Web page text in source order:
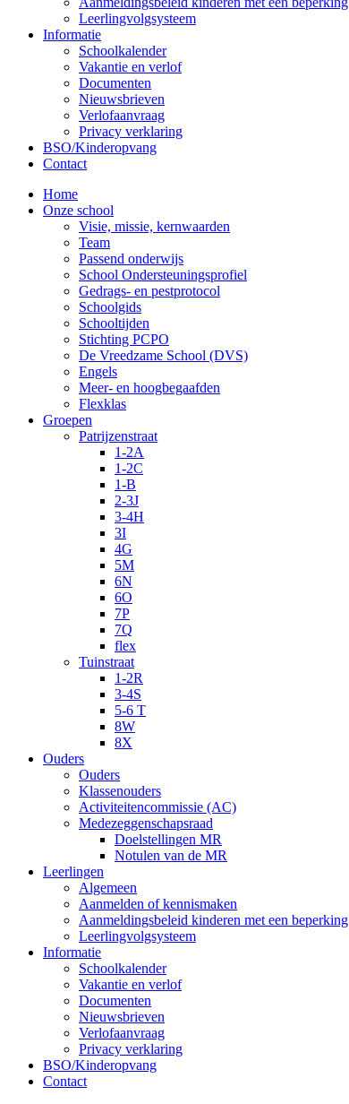
Leerlingvolgsysteem
Informatie
Schoolkalender
Vakantie en verlof
Documenten
Nieuwsbrieven
Verlofaanvraag
Privacy verklaring
BSO/Kinderopvang
Contact
Home
Onze school
Visie, missie, kernwaarden
Team
Passend onderwijs
School Ondersteuningsprofiel
Gedrags- en pestprotocol
Schoolgids
Schooltijden
Stichting PCPO
De Vreedzame School (DVS)
Engels
Meer- en hoogbegaafden
Flexklas
Groepen
Patrijzenstraat
1-2A
1-2C
1-B
2-3J
3-4H
3I
4G
5M
6N
6O
7P
7Q
flex
Tuinstraat
1-2R
3-4S
5-6 T
8W
8X
Ouders
Ouders
Klassenouders
Activiteitencommissie (AC)
Medezeggenschapsraad
Doelstellingen MR
Notulen van de MR
Leerlingen
Algemeen
Aanmelden of kennismaken
Aanmeldingsbeleid kinderen met een beperking
Leerlingvolgsysteem
Informatie
Schoolkalender
Vakantie en verlof
Documenten
Nieuwsbrieven
Verlofaanvraag
Privacy verklaring
BSO/Kinderopvang
Contact